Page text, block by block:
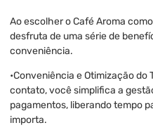
Ao escolher o Café Aroma
desfruta de uma série de
conveniência.
•Conveniência e Otimização do
contato, você simplifica a
pagamentos, liberando tempo
importa.